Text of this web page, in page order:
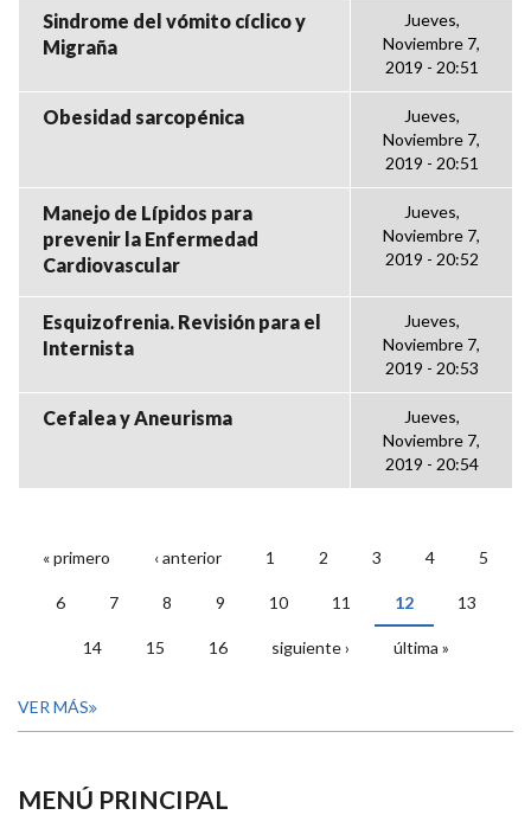
Sindrome del vómito cíclico y
Migraña
Jueves,
Noviembre 7,
2019 - 20:51
Obesidad sarcopénica
Jueves,
Noviembre 7,
2019 - 20:51
Manejo de Lípidos para
prevenir la Enfermedad
Cardiovascular
Jueves,
Noviembre 7,
2019 - 20:52
Esquizofrenia. Revisión para el
Internista
Jueves,
Noviembre 7,
2019 - 20:53
Cefalea y Aneurisma
Jueves,
Noviembre 7,
2019 - 20:54
PÁGINAS
« primero ‹ anterior 1 2 3 4 5
6 7 8 9 10 11 12 13
14 15 16 siguiente › última »
VER MÁS
MENÚ PRINCIPAL